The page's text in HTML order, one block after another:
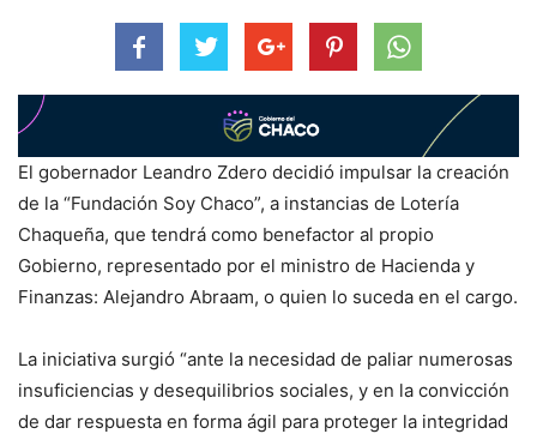
El gobernador Leandro Zdero decidió impulsar la creación
de la “Fundación Soy Chaco”, a instancias de Lotería
Chaqueña, que tendrá como benefactor al propio
Gobierno, representado por el ministro de Hacienda y
Finanzas: Alejandro Abraam, o quien lo suceda en el cargo.
La iniciativa surgió “ante la necesidad de paliar numerosas
insuficiencias y desequilibrios sociales, y en la convicción
de dar respuesta en forma ágil para proteger la integridad